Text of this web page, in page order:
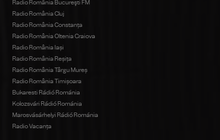
Radio România Bucureşti FM
Radio România Cluj
Radio România Constanța
Radio România Oltenia Craiova
Radio România Iași
Radio România Reșița
Radio România Târgu Mureș
Radio România Timișoara
Bukaresti Rádió Románia
Kolozsvári Rádió Románia
Marosvásárhelyi Rádió Románia
Radio Vacanța